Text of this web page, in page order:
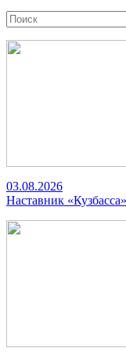
03.08.2026
Наставник